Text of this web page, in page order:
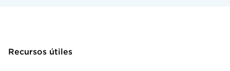
Recursos útiles